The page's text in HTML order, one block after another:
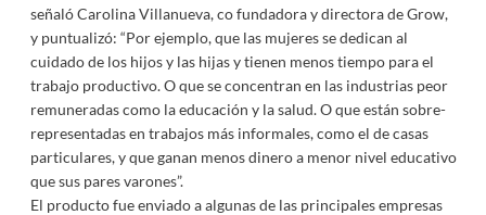
señaló Carolina Villanueva, co fundadora y directora de Grow,
y puntualizó: “Por ejemplo, que las mujeres se dedican al
cuidado de los hijos y las hijas y tienen menos tiempo para el
trabajo productivo. O que se concentran en las industrias peor
remuneradas como la educación y la salud. O que están sobre-
representadas en trabajos más informales, como el de casas
particulares, y que ganan menos dinero a menor nivel educativo
que sus pares varones”.
El producto fue enviado a algunas de las principales empresas